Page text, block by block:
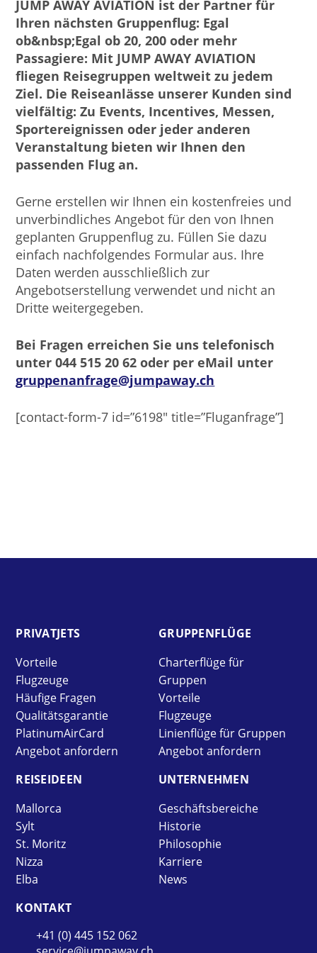
JUMP AWAY AVIATION ist der Partner für
Ihren nächsten Gruppenflug: Egal
ob&nbsp;Egal ob 20, 200 oder mehr
Passagiere: Mit JUMP AWAY AVIATION
fliegen Reisegruppen weltweit zu jedem
Ziel. Die Reiseanlässe unserer Kunden sind
vielfältig: Zu Events, Incentives, Messen,
Sportereignissen oder jeder anderen
Veranstaltung bieten wir Ihnen den
passenden Flug an.
Gerne erstellen wir Ihnen ein kostenfreies und
unverbindliches Angebot für den von Ihnen
geplanten Gruppenflug zu. Füllen Sie dazu
einfach nachfolgendes Formular aus. Ihre
Daten werden ausschließlich zur
Angebotserstellung verwendet und nicht an
Dritte weitergegeben.
Bei Fragen erreichen Sie uns telefonisch
unter 044 515 20 62 oder per eMail unter
gruppenanfrage@jumpaway.ch
[contact-form-7 id=”6198″ title=”Fluganfrage”]
PRIVAT­JETS
Vorteile
Flugzeuge
Häufige Fragen
Qualitätsgarantie
PlatinumAirCard
Angebot anfordern
GRUPPEN­FLÜGE
Charterflüge für
Gruppen
Vorteile
Flugzeuge
Linienflüge für Gruppen
Angebot anfordern
REISE­IDEEN
Mallorca
Sylt
St. Moritz
Nizza
Elba
UNTER­NEHMEN
Geschäftsbereiche
Historie
Philosophie
Karriere
News
KONTAKT
+41 (0) 445 152 062